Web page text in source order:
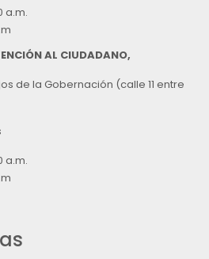
a.m.
AL CIUDADANO,
de la Gobernación (calle 11 entre
a.m.